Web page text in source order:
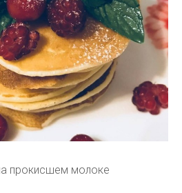
прокисшем молоке